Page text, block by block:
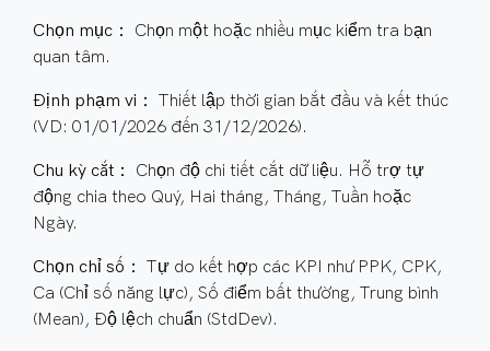
Chọn mục：
Chọn một hoặc nhiều mục kiểm tra bạn
quan tâm.
Định phạm vi： Thiết lập thời gian bắt đầu và kết thúc
(VD: 01/01/2026 đến 31/12/2026).
Chu kỳ cắt：
Chọn độ chi tiết cắt dữ liệu. Hỗ trợ tự
động chia theo Quý, Hai tháng, Tháng, Tuần hoặc
Ngày.
Chọn chỉ số： Tự do kết hợp các KPI như PPK, CPK,
Ca (Chỉ số năng lực), Số điểm bất thường, Trung bình
(Mean), Độ lệch chuẩn (StdDev).